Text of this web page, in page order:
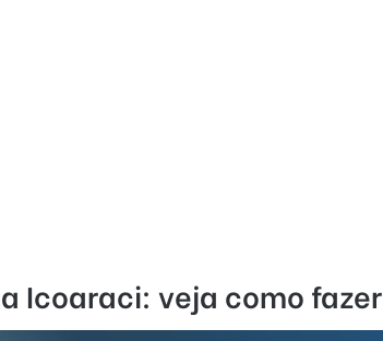
Icoaraci: veja como fazer